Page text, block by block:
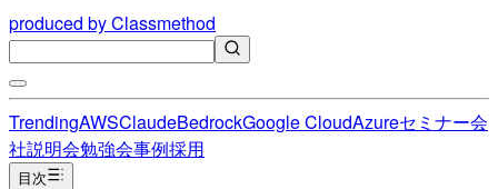
produced by Classmethod
TrendingAWSClaudeBedrockGoogle CloudAzureセミナー会
社説明会勉強会事例採用
目次